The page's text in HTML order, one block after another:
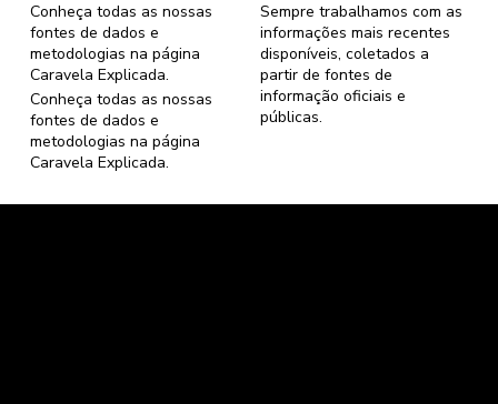
Sempre trabalhamos com as
informações mais recentes
disponíveis, coletados a
partir de fontes de
informação oficiais e
públicas.
Conheça todas as nossas
fontes de dados e
metodologias na página
Caravela Explicada.
Conheça todas as nossas
fontes de dados e
metodologias na página
Caravela Explicada.